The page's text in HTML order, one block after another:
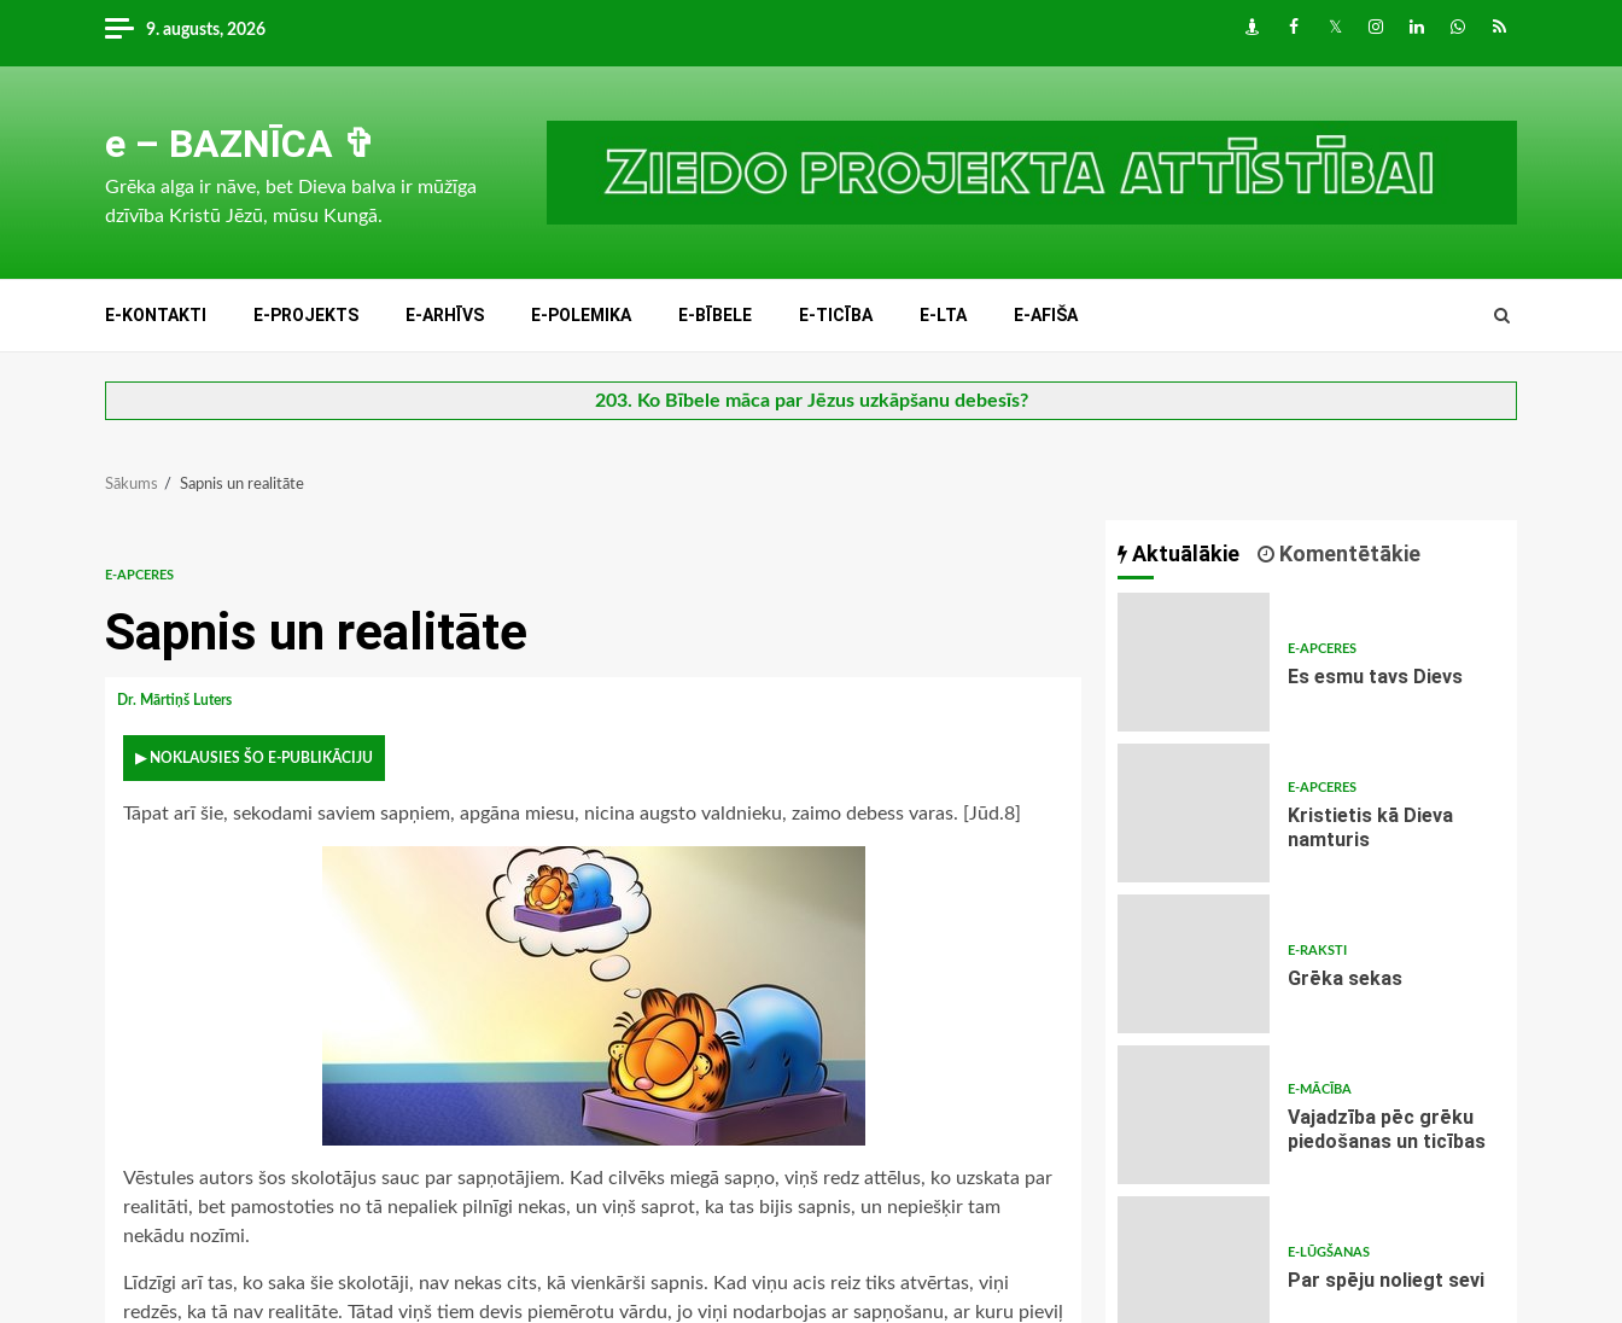
content
9. augusts, 2026 DraugiemFacebook
TwitterInstagram
LinkedInwhatsapp
RSS
e – BAZNĪCA ✞
Grēka alga ir nāve, bet Dieva balva ir mūžīga
dzīvība Kristū Jēzū, mūsu Kungā.
E-KONTAKTI E-PROJEKTS E-ARHĪVS E-POLEMIKA E-BĪBELE E-TICĪBA E-LTA E-AFIŠA
203. Ko Bībele māca par Jēzus uzkāpšanu debesīs?
Sākums Sapnis un realitāte
E-APCERES
Sapnis un realitāte
Dr. Mārtiņš Luters
▶ NOKLAUSIES ŠO E-PUBLIKĀCIJU
Tāpat arī šie, sekodami saviem sapņiem, apgāna miesu, nicina augsto valdnieku, zaimo debess varas. [Jūd.8]
Vēstules autors šos skolotājus sauc par sapņotājiem. Kad cilvēks miegā sapņo, viņš redz attēlus, ko uzskata par
realitāti, bet pamostoties no tā nepaliek pilnīgi nekas, un viņš saprot, ka tas bijis sapnis, un nepiešķir tam
nekādu nozīmi.
Līdzīgi arī tas, ko saka šie skolotāji, nav nekas cits, kā vienkārši sapnis. Kad viņu acis reiz tiks atvērtas, viņi
redzēs, ka tā nav realitāte. Tātad viņš tiem devis piemērotu vārdu, jo viņi nodarbojas ar sapņošanu, ar kuru pieviļ
Aktuālākie Komentētākie
E-APCERES
Es esmu tavs Dievs
E-APCERES
Kristietis kā Dieva
namturis
E-RAKSTI
Grēka sekas
E-MĀCĪBA
Vajadzība pēc grēku
piedošanas un ticības
E-LŪGŠANAS
Par spēju noliegt sevi